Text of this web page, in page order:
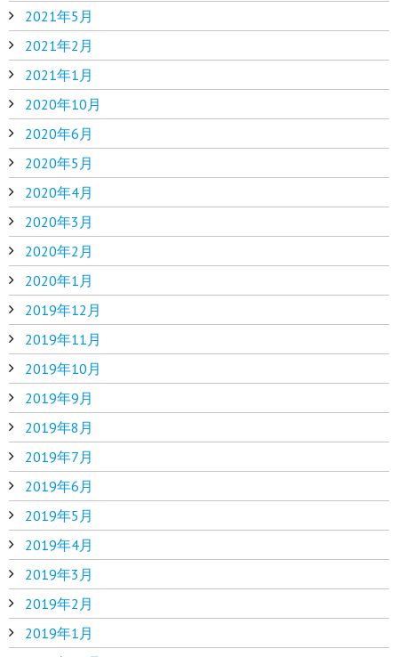
2021年5月
2021年2月
2021年1月
2020年10月
2020年6月
2020年5月
2020年4月
2020年3月
2020年2月
2020年1月
2019年12月
2019年11月
2019年10月
2019年9月
2019年8月
2019年7月
2019年6月
2019年5月
2019年4月
2019年3月
2019年2月
2019年1月